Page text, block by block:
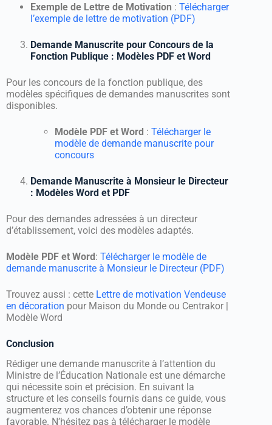
Exemple de Lettre de Motivation : Télécharger
l’exemple de lettre de motivation (PDF)
Demande Manuscrite pour Concours de la
Fonction Publique : Modèles PDF et Word
Pour les concours de la fonction publique, des
modèles spécifiques de demandes manuscrites sont
disponibles.
Modèle PDF et Word : Télécharger le
modèle de demande manuscrite pour
concours
Demande Manuscrite à Monsieur le Directeur
: Modèles Word et PDF
Pour des demandes adressées à un directeur
d’établissement, voici des modèles adaptés.
Modèle PDF et Word: Télécharger le modèle de
demande manuscrite à Monsieur le Directeur (PDF)
Trouvez aussi : cette Lettre de motivation Vendeuse
en décoration pour Maison du Monde ou Centrakor |
Modèle Word
Conclusion
Rédiger une demande manuscrite à l’attention du
Ministre de l’Éducation Nationale est une démarche
qui nécessite soin et précision. En suivant la
structure et les conseils fournis dans ce guide, vous
augmenterez vos chances d’obtenir une réponse
favorable. N’hésitez pas à télécharger le modèle